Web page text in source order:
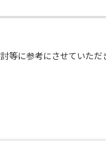
等に参考にさせていただ